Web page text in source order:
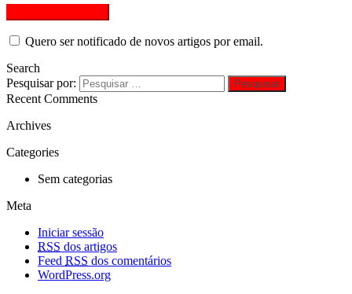
Quero ser notificado de novos artigos por email.
Search
Pesquisar por:
Recent Comments
Archives
Categories
Sem categorias
Meta
Iniciar sessão
RSS dos artigos
Feed RSS dos comentários
WordPress.org